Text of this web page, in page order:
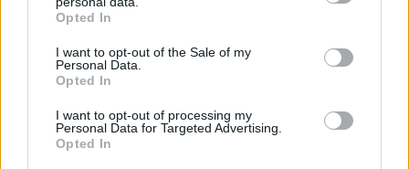
grant or deny consent to Google and its third-party tags to
use your data for below specified purposes in below Google
consent section.
Opted In
I want to opt-out of the Sale of my
Personal Data.
Opted In
I want to opt-out of processing my
Personal Data for Targeted Advertising.
Opted In
γιατι να μην μας επιδοτει και εμας το κρατος?
αταλαντους σαν και αυτους, που μαλιστα μας
μοστραρονται καθημερινα στα ΜΜΕ να μας δινουν
αμπελοφιλοσοφουν και να τους εχουμε και
παραδειγμα τρομαρα τους.